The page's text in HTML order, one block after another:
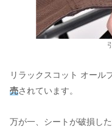
リラックスコット オール
売されています。
万が一、シートが破損し